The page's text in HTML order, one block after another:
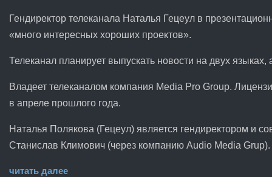
Гендиректор телеканала Наталья Гецеул в
«много интересных хороших проектов».
Телеканал планирует выпускать новости на двух
Владеет телеканалом компания Media Pro Group.
в апреле прошлого года.
Наталья Полякова (Гецеул) является гендиректором и
Станислав Климович (через компанию Audio Media Grup).
читать далее